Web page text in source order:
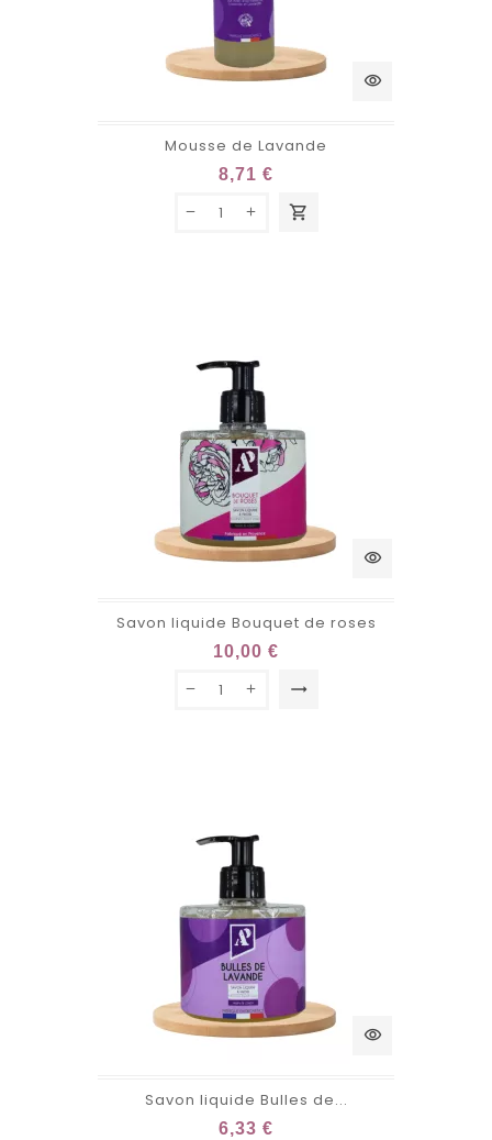
visibility
Mousse de Lavande
8,71 €
shopping_cart
visibility
Savon liquide Bouquet de roses
10,00 €
trending_flat
visibility
Savon liquide Bulles de...
6,33 €